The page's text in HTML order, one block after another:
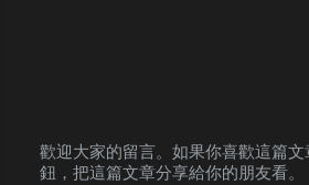
P
歡迎大家的留言。如果你喜歡這篇
鈕，把這篇文章分享給你的朋友看。